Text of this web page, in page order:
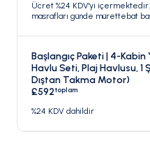
Ücret %24 KDV'yi
masrafları günde mürettebat
tarafından sağlanmalıdır.
bahşişleri ücrete dahil değildir.
Başlangıç Paketi | 4-
Havlu Seti, Plaj Havlusu, 1
Dıştan Takma Motor)
£592toplam
%24 KDV dahildir